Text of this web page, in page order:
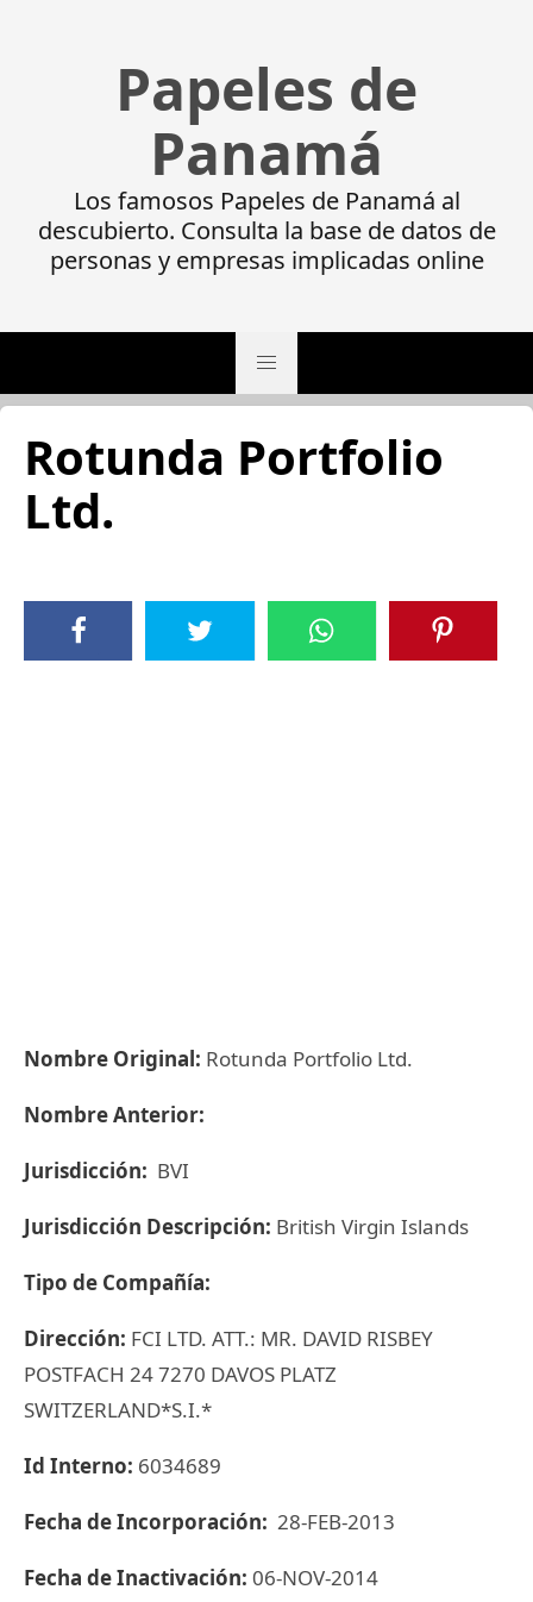
Papeles de
Panamá
Los famosos Papeles de Panamá al
descubierto. Consulta la base de datos de
personas y empresas implicadas online
Rotunda Portfolio
Ltd.
Nombre Original: Rotunda Portfolio Ltd.
Nombre Anterior:
Jurisdicción: BVI
Jurisdicción Descripción: British Virgin Islands
Tipo de Compañía:
Dirección: FCI LTD. ATT.: MR. DAVID RISBEY
POSTFACH 24 7270 DAVOS PLATZ
SWITZERLAND*S.I.*
Id Interno: 6034689
Fecha de Incorporación: 28-FEB-2013
Fecha de Inactivación: 06-NOV-2014